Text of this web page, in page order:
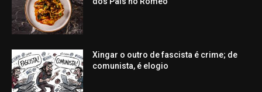
Xingar o outro de fascista é crime; de
comunista, é elogio